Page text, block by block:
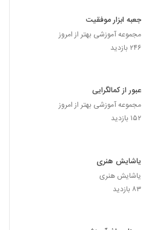
جعبه ابزار موفقیت
مجموعه آموزشی بهتر از امروز
۲۴۶ بازدید
عبور از کمالگرایی
مجموعه آموزشی بهتر از امروز
۱۵۲ بازدید
یاشایش هنری
یاشایش هنری
۸۳ بازدید